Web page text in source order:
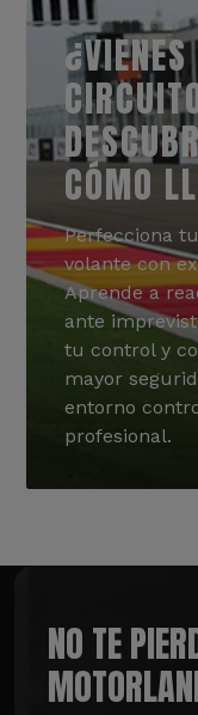
CÓMO
Perfecciona
volante con
Aprende a
ante
tu control y
mayor
entorno
profesional.
NO TE